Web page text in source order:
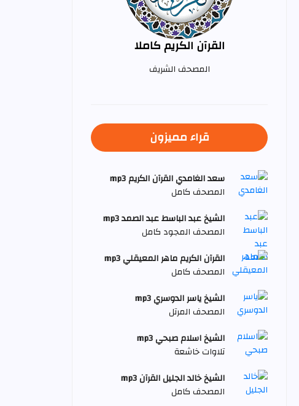
القرآن الكريم كاملا
المصحف الشريف
قراء مميزون
سعد الغامدي القرآن الكريم mp3
المصحف كامل
الشيخ عبد الباسط عبد الصمد mp3
المصحف المجود كامل
القرآن الكريم ماهر المعيقلي mp3
المصحف كامل
الشيخ ياسر الدوسري mp3
المصحف المرتل
الشيخ اسلام صبحي mp3
تلاوات خاشعة
الشيخ خالد الجليل القرآن mp3
المصحف كامل